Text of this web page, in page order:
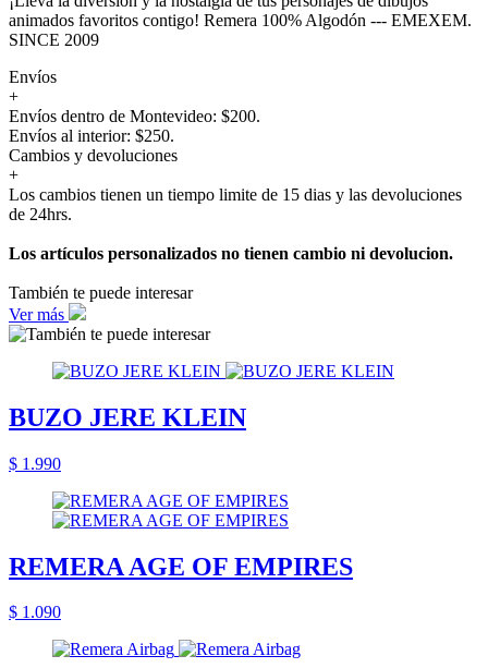
animados favoritos contigo! Remera 100% Algodón --- EMEXEM.
SINCE 2009
Envíos
+
Envíos dentro de Montevideo: $200.
Envíos al interior: $250.
Cambios y devoluciones
+
Los cambios tienen un tiempo limite de 15 dias y las devoluciones
de 24hrs.
Los artículos personalizados no tienen cambio ni devolucion.
También te puede interesar
Ver más
BUZO JERE KLEIN
$ 1.990
REMERA AGE OF EMPIRES
$ 1.090